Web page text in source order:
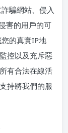
騙網站、侵入
害的用戶的可
的真實IP地
控以及充斥惡
有合法在線活
持將我們的服